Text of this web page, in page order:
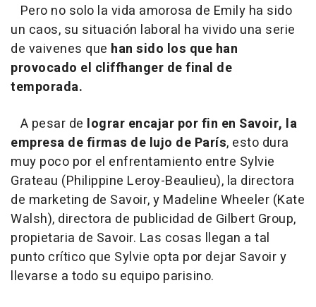
Pero no solo la vida amorosa de Emily ha sido
un caos, su situación laboral ha vivido una serie
de vaivenes que han sido los que han
provocado el cliffhanger de final de
temporada.
A pesar de lograr encajar por fin en Savoir, la
empresa de firmas de lujo de París, esto dura
muy poco por el enfrentamiento entre Sylvie
Grateau (Philippine Leroy-Beaulieu), la directora
de marketing de Savoir, y Madeline Wheeler (Kate
Walsh), directora de publicidad de Gilbert Group,
propietaria de Savoir. Las cosas llegan a tal
punto crítico que Sylvie opta por dejar Savoir y
llevarse a todo su equipo parisino.